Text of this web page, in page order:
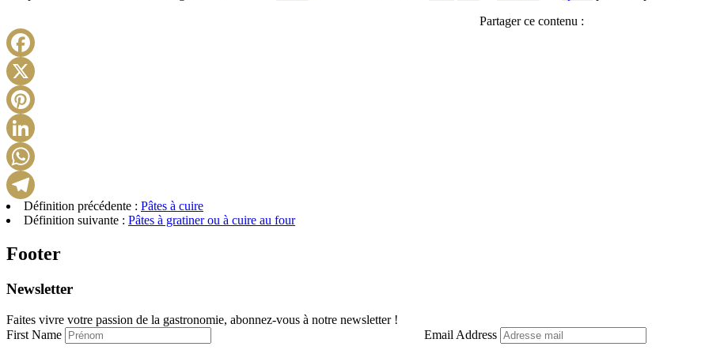
Partager ce contenu :
Définition précédente : Pâtes à cuire
Définition suivante : Pâtes à gratiner ou à cuire au four
Footer
Newsletter
Faites vivre votre passion de la gastronomie, abonnez-vous à notre newsletter !
First Name
Email Address